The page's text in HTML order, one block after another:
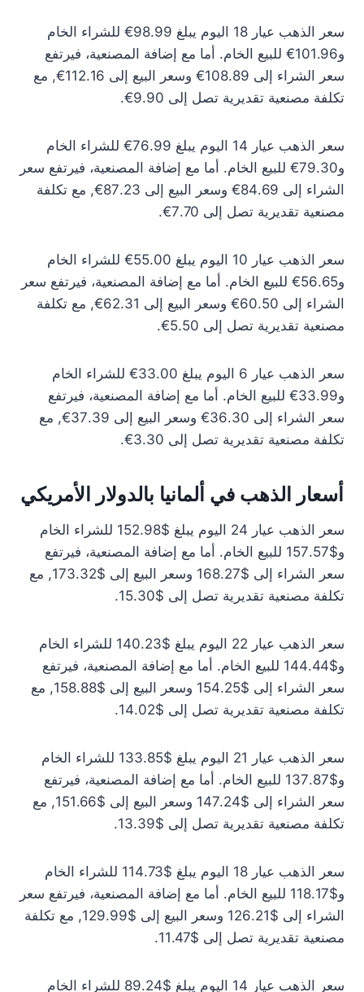
سعر الذهب عيار 18 اليوم يبلغ 98.99€ للشراء الخام
و101.96€ للبيع الخام. أما مع إضافة المصنعية، فيرتفع
سعر الشراء إلى 108.89€ وسعر البيع إلى 112.16€, مع
تكلفة مصنعية تقديرية تصل إلى 9.90€.
سعر الذهب عيار 14 اليوم يبلغ 76.99€ للشراء الخام
و79.30€ للبيع الخام. أما مع إضافة المصنعية، فيرتفع سعر
الشراء إلى 84.69€ وسعر البيع إلى 87.23€, مع تكلفة
مصنعية تقديرية تصل إلى 7.70€.
سعر الذهب عيار 10 اليوم يبلغ 55.00€ للشراء الخام
و56.65€ للبيع الخام. أما مع إضافة المصنعية، فيرتفع سعر
الشراء إلى 60.50€ وسعر البيع إلى 62.31€, مع تكلفة
مصنعية تقديرية تصل إلى 5.50€.
سعر الذهب عيار 6 اليوم يبلغ 33.00€ للشراء الخام
و33.99€ للبيع الخام. أما مع إضافة المصنعية، فيرتفع
سعر الشراء إلى 36.30€ وسعر البيع إلى 37.39€, مع
تكلفة مصنعية تقديرية تصل إلى 3.30€.
أسعار الذهب في ألمانيا بالدولار الأمريكي
سعر الذهب عيار 24 اليوم يبلغ $152.98 للشراء الخام
و$157.57 للبيع الخام. أما مع إضافة المصنعية، فيرتفع
سعر الشراء إلى $168.27 وسعر البيع إلى $173.32, مع
تكلفة مصنعية تقديرية تصل إلى $15.30.
سعر الذهب عيار 22 اليوم يبلغ $140.23 للشراء الخام
و$144.44 للبيع الخام. أما مع إضافة المصنعية، فيرتفع
سعر الشراء إلى $154.25 وسعر البيع إلى $158.88, مع
تكلفة مصنعية تقديرية تصل إلى $14.02.
سعر الذهب عيار 21 اليوم يبلغ $133.85 للشراء الخام
و$137.87 للبيع الخام. أما مع إضافة المصنعية، فيرتفع
سعر الشراء إلى $147.24 وسعر البيع إلى $151.66, مع
تكلفة مصنعية تقديرية تصل إلى $13.39.
سعر الذهب عيار 18 اليوم يبلغ $114.73 للشراء الخام
و$118.17 للبيع الخام. أما مع إضافة المصنعية، فيرتفع سعر
الشراء إلى $126.21 وسعر البيع إلى $129.99, مع تكلفة
مصنعية تقديرية تصل إلى $11.47.
سعر الذهب عيار 14 اليوم يبلغ $89.24 للشراء الخام